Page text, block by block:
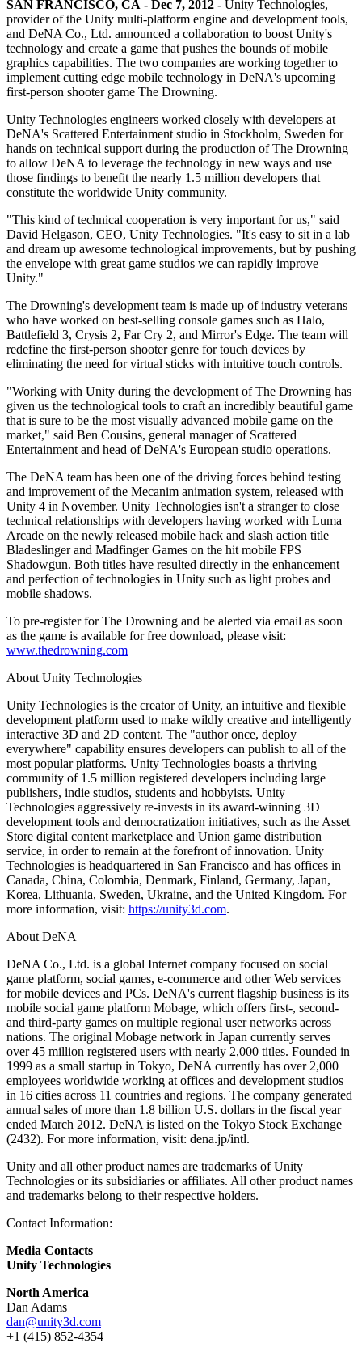
Unity
LiveOps
Анализ после запуска и операции с живыми играми
Развивайте
Привлечение пользователей
Будьте замечены и привлекайте мобильных пользователей
Встроенные покупки
Управляйте IAP в магазинах и D2C
Соединяйте игроков с подходящими играми
Рекламируйте с помощью Unity
Монетизируйте с помощью
Unity
Примеры использования
Мобильные игры
Создавайте и развивайте мобильные хиты с Unity
Инди-игры
Выпускайте большие игры с небольшими командами
XR-игры
Запускайте XR-игры на разных платформах
Многопользовательские игры
Торговля
Преобразовать опыт в магазине в онлайн-опыт
Автомобильная отрасль
Увеличьте инновации и впечатления в автомобиле
Посмотреть все отрасли
Дополнительная информация
Истории успеха
Истории успеха из реальной жизни
Руководства по лучшим практикам
Демонстрационные проекты
Демо-версии, образцы и строительные блоки
Все ресурсы
Что нового
Блог
Обновления, информация и технические советы
Новости
Новости, истории и пресс-центр
Присоединяйтесь к разработчикам, креаторам и инсайдерам
Награды Unity
Празднование Unity-креаторов по всему миру
Практические руководства
Практические советы и лучшие практики
Образование
Для студентов
Запустите свою карьеру
Для преподавателей
Улучшите свое преподавание
Лицензия Education Grant
Программы сертификации
Докажите свое мастерство в Unity
SAN FRANCISCO, CA - Dec 7, 2012 - Unity Technologies,
provider of the Unity multi-platform engine and development tools,
and DeNA Co., Ltd. announced a collaboration to boost Unity's
technology and create a game that pushes the bounds of mobile
graphics capabilities. The two companies are working together to
implement cutting edge mobile technology in DeNA's upcoming
first-person shooter game The Drowning.
Unity Technologies engineers worked closely with developers at
DeNA's Scattered Entertainment studio in Stockholm, Sweden for
hands on technical support during the production of The Drowning
to allow DeNA to leverage the technology in new ways and use
those findings to benefit the nearly 1.5 million developers that
constitute the worldwide Unity community.
"This kind of technical cooperation is very important for us," said
David Helgason, CEO, Unity Technologies. "It's easy to sit in a lab
and dream up awesome technological improvements, but by pushing
the envelope with great game studios we can rapidly improve
Unity."
The Drowning's development team is made up of industry veterans
who have worked on best-selling console games such as Halo,
Battlefield 3, Crysis 2, Far Cry 2, and Mirror's Edge. The team will
redefine the first-person shooter genre for touch devices by
eliminating the need for virtual sticks with intuitive touch controls.
"Working with Unity during the development of The Drowning has
given us the technological tools to craft an incredibly beautiful game
that is sure to be the most visually advanced mobile game on the
market," said Ben Cousins, general manager of Scattered
Entertainment and head of DeNA's European studio operations.
The DeNA team has been one of the driving forces behind testing
and improvement of the Mecanim animation system, released with
Unity 4 in November. Unity Technologies isn't a stranger to close
technical relationships with developers having worked with Luma
Arcade on the newly released mobile hack and slash action title
Bladeslinger and Madfinger Games on the hit mobile FPS
Shadowgun. Both titles have resulted directly in the enhancement
and perfection of technologies in Unity such as light probes and
mobile shadows.
To pre-register for The Drowning and be alerted via email as soon
as the game is available for free download, please visit:
www.thedrowning.com
About Unity Technologies
Unity Technologies is the creator of Unity, an intuitive and flexible
development platform used to make wildly creative and intelligently
interactive 3D and 2D content. The "author once, deploy
everywhere" capability ensures developers can publish to all of the
most popular platforms. Unity Technologies boasts a thriving
community of 1.5 million registered developers including large
publishers, indie studios, students and hobbyists. Unity
Technologies aggressively re-invests in its award-winning 3D
development tools and democratization initiatives, such as the Asset
Store digital content marketplace and Union game distribution
service, in order to remain at the forefront of innovation. Unity
Technologies is headquartered in San Francisco and has offices in
Canada, China, Colombia, Denmark, Finland, Germany, Japan,
Korea, Lithuania, Sweden, Ukraine, and the United Kingdom. For
more information, visit: https://unity3d.com.
About DeNA
DeNA Co., Ltd. is a global Internet company focused on social
game platform, social games, e-commerce and other Web services
for mobile devices and PCs. DeNA's current flagship business is its
mobile social game platform Mobage, which offers first-, second-
and third-party games on multiple regional user networks across
nations. The original Mobage network in Japan currently serves
over 45 million registered users with nearly 2,000 titles. Founded in
1999 as a small startup in Tokyo, DeNA currently has over 2,000
employees worldwide working at offices and development studios
in 16 cities across 11 countries and regions. The company generated
annual sales of more than 1.8 billion U.S. dollars in the fiscal year
ended March 2012. DeNA is listed on the Tokyo Stock Exchange
(2432). For more information, visit: dena.jp/intl.
Unity and all other product names are trademarks of Unity
Technologies or its subsidiaries or affiliates. All other product names
and trademarks belong to their respective holders.
Contact Information:
Media Contacts
Unity Technologies
North America
Dan Adams
dan@unity3d.com
+1 (415) 852-4354